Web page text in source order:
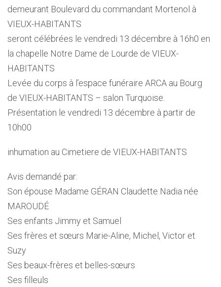
demeurant Boulevard du commandant Mortenol à
VIEUX-HABITANTS
seront célébrées le vendredi 13 décembre à 16h0 en
la chapelle Notre Dame de Lourde de VIEUX-
HABITANTS
Levée du corps à l’espace funéraire ARCA au Bourg
de VIEUX-HABITANTS – salon Turquoise.
Présentation le vendredi 13 décembre à partir de
10h00
inhumation au Cimetiere de VIEUX-HABITANTS
Avis demandé par:
Son épouse Madame GÉRAN Claudette Nadia née
MAROUDÉ
Ses enfants Jimmy et Samuel
Ses frères et sœurs Marie-Aline, Michel, Victor et
Suzy
Ses beaux-frères et belles-sœurs
Ses filleuls